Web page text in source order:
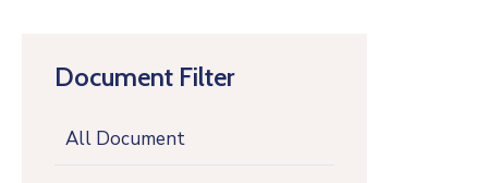
Document Filter
All Document